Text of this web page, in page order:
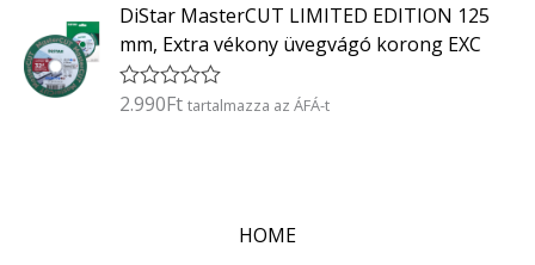
/
5
é
e
l
é
s
DiStar MasterCUT LIMITED EDITION 125
mm, Extra vékony üvegvágó korong EXC
É
2.990Ft tartalmazza az ÁFÁ-t
HOME